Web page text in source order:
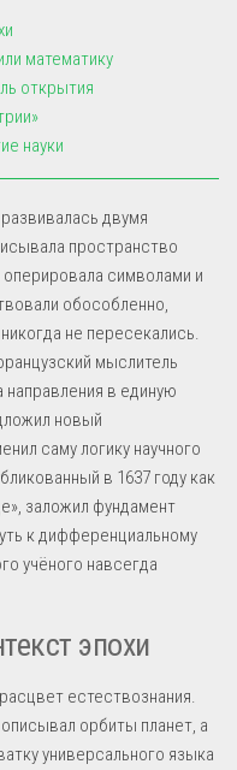
математику
открытия
науки
двумя
пространство
символами и
обособленно,
не пересекались.
мыслитель
в единую
новый
саму логику научного
в 1637 году как
заложил фундамент
к дифференциальному
учёного навсегда
эпохи
естествознания.
орбиты планет, а
универсального языка